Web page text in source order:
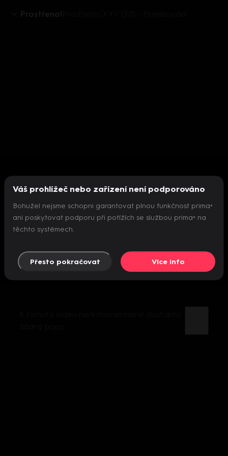
Prostřeno!
Nepodařilo se inicializovat přehrávač
Váš prohlížeč nebo zařízení není podporováno
Bohužel nejsme schopni garantovat plnou funkčnost prima+
ani poskytovat podporu při potížích se službou prima+ na
těchto systémech.
Přesto pokračovat Více info